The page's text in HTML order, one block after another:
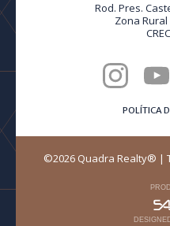
Rod. Pres.
Zona Rural
POLÍTICA
©2026 Quadra Realty® |